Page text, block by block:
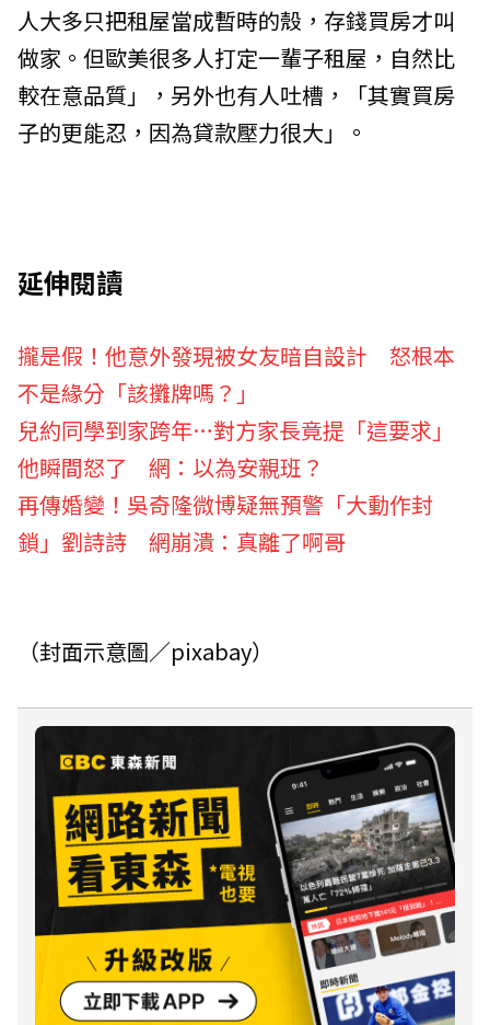
人大多只把租屋當成暫時的殼，存錢買房才叫
做家。但歐美很多人打定一輩子租屋，自然比
較在意品質」，另外也有人吐槽，「其實買房
子的更能忍，因為貸款壓力很大」。
延伸閱讀
攏是假！他意外發現被女友暗自設計 怒根本
不是緣分「該攤牌嗎？」
兒約同學到家跨年…對方家長竟提「這要求」
他瞬間怒了 網：以為安親班？
再傳婚變！吳奇隆微博疑無預警「大動作封
鎖」劉詩詩 網崩潰：真離了啊哥
（封面示意圖／pixabay）